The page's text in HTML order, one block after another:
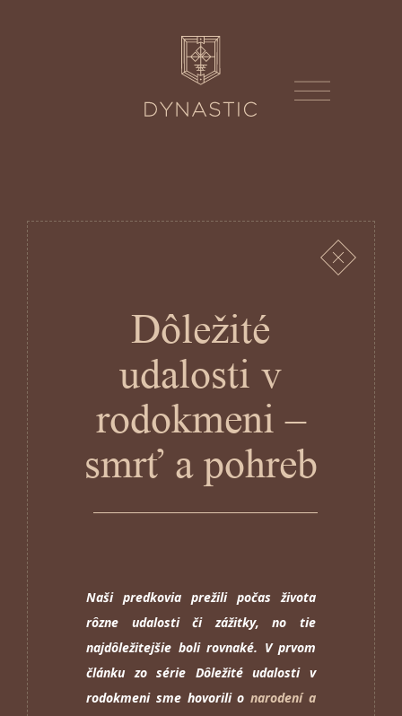
Dôležité
udalosti v
rodokmeni –
smrť a pohreb
Naši predkovia prežili počas života
rôzne udalosti či zážitky, no tie
najdôležitejšie boli rovnaké. V prvom
článku zo série Dôležité udalosti v
rodokmeni sme hovorili onarodení a